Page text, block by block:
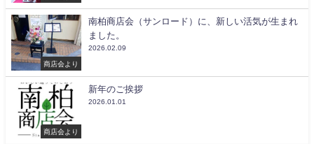
商店会より
南柏商店会（サンロード）に、新しい活気が生まれ
ました。
2026.02.09
商店会より
新年のご挨拶
2026.01.01